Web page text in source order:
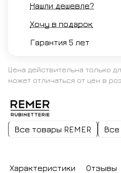
Нашли дешевле?
Хочу в подарок
Гарантия 5 лет
Цена действительна только
может отличаться от цен в
Все товары REMER Все
Характеристики Отзывы